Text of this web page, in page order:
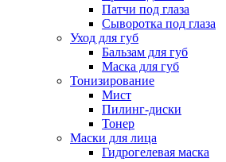
Патчи под глаза
Сыворотка под глаза
Уход для губ
Бальзам для губ
Маска для губ
Тонизирование
Мист
Пилинг-диски
Тонер
Маски для лица
Гидрогелевая маска